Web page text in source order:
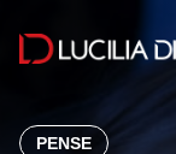
PENSE